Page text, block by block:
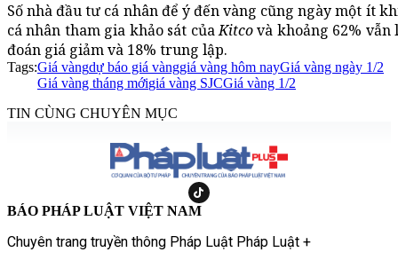
Số nhà đầu tư cá nhân để ý đến vàng cũng ngày một ít
cá nhân tham gia khảo sát củaKitcovà khoảng 62% vẫn
đoán giá giảm và 18% trung lập.
Tags:Giá vàngdự báo giá vànggiá vàng hôm nayGiá vàng ngày 1/2
Giá vàng tháng mớigiá vàng SJCGiá vàng 1/2
TIN CÙNG CHUYÊN MỤC
BÁO PHÁP LUẬT VIỆT NAM
Chuyên trang truyền thông Pháp Luật Pháp Luật +